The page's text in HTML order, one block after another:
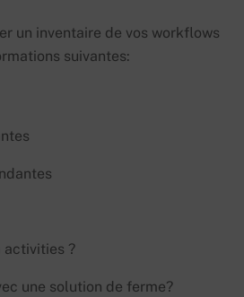
un inventaire de vos workflows
suivantes:
activities ?
une solution de ferme?